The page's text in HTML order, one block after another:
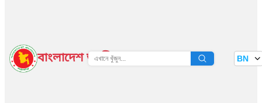
বাংলাদেশ জাতীয় তথ্য বাতায়ন BN